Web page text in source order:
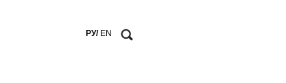
РУ/ EN